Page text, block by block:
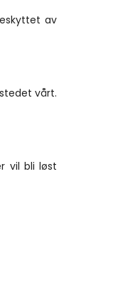
av
vårt.
vil bli løst